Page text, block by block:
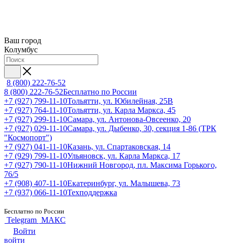
Ваш город
Колумбус
8 (800) 222-76-52
8 (800) 222-76-52Бесплатно по России
+7 (927) 799-11-10Тольятти, ул. Юбилейная, 25В
+7 (927) 764-11-10Тольятти, ул. Карла Маркса, 45
+7 (927) 299-11-10Самара, ул. Антонова-Овсеенко, 20
+7 (927) 029-11-10Самара, ул. Дыбенко, 30, секция 1-86 (ТРК
"Космопорт")
+7 (927) 041-11-10Казань, ул. Спартаковская, 14
+7 (929) 799-11-10Ульяновск, ул. Карла Маркса, 17
+7 (927) 790-11-10Нижний Новгород, пл. Максима Горького,
76/5
+7 (908) 407-11-10Екатеринбург, ул. Малышева, 73
+7 (937) 066-11-10Техподдержка
Бесплатно по России
Telegram МАКС
Войти
войти